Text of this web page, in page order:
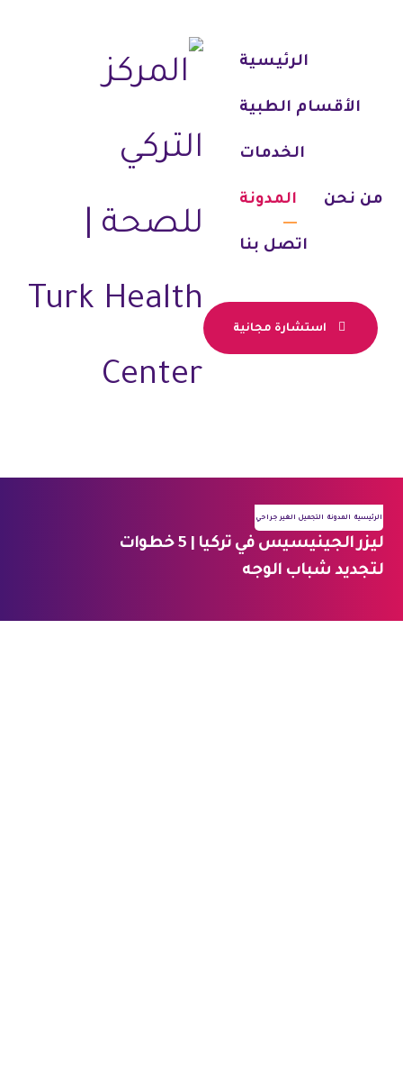
الرئيسية
الأقسام الطبية
الخدمات
المدونة من نحن
اتصل بنا
استشارة مجانية
الرئيسية المدونة التجميل الغير جراحي
ليزر الجينيسيس في تركيا | 5 خطوات
لتجديد شباب الوجه